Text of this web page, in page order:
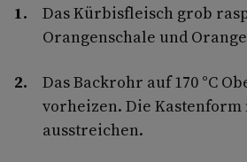
Das Kürbisfleisch grob
Orangenschale und
Das Backrohr auf 170 °C
vorheizen. Die
ausstreichen.